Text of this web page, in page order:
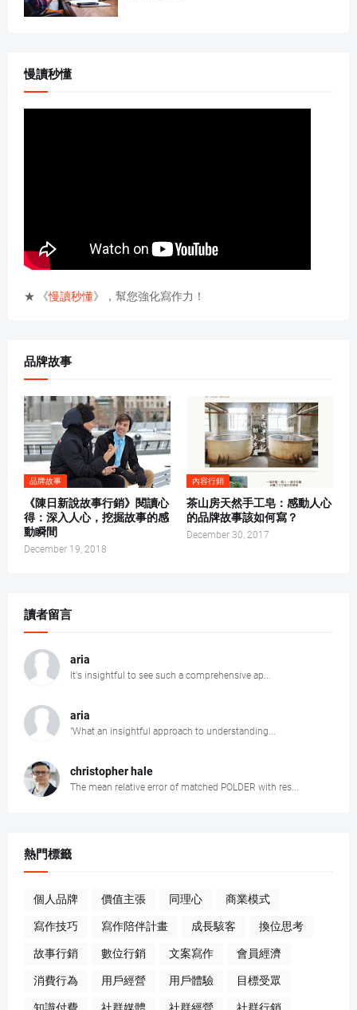
慢讀秒懂
★ 《慢讀秒懂》，幫您強化寫作力！
品牌故事
品牌故事
《陳日新說故事行銷》閱讀心
得：深入人心，挖掘故事的感
動瞬間
December 19, 2018
內容行銷
茶山房天然手工皂：感動人心
的品牌故事該如何寫？
December 30, 2017
讀者留言
aria
It's insightful to see such a comprehensive ap...
aria
"What an insightful approach to understanding...
christopher hale
The mean relative error of matched POLDER with res...
熱門標籤
個人品牌 價值主張 同理心 商業模式
寫作技巧 寫作陪伴計畫 成長駭客 換位思考
故事行銷 數位行銷 文案寫作 會員經濟
消費行為 用戶經營 用戶體驗 目標受眾